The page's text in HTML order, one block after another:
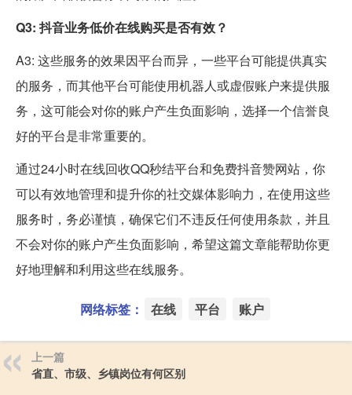
Q3: 抖音业务低价在线购买是否有效？
A3: 这些服务的效果因平台而异，一些平台可能提供真实
的服务，而其他平台可能使用机器人或虚假账户来提供服
务，这可能会对你的账户产生负面影响，选择一个信誉良
好的平台是非常重要的。
通过24小时在线回收QQ秒结平台和免费抖音赞网站，你
可以有效地管理和提升你的社交媒体影响力，在使用这些
服务时，务必谨慎，确保它们不违反任何使用条款，并且
不会对你的账户产生负面影响，希望这篇文章能帮助你更
好地理解和利用这些在线服务。
网络标签： 在线 平台 账户
上一篇
省直、市级、乡镇岗位有何区别